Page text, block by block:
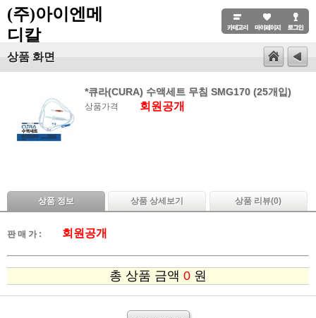
(주)아이엔메
디칼
상품 화면
*큐라(CURA) 수액세트 무침 SMG170 (25개입)
상품가격 회원공개
상품 정보 상품 상세보기 상품 리뷰(0)
판 매 가 : 회원공개
총 상품 금액 0 원